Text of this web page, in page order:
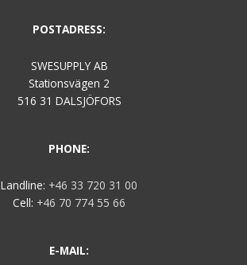
POSTADRESS:
SWESUPPLY AB
Stationsvägen 2
516 31 DALSJÖFORS
PHONE:
Landline: +46 33 720 31 00
Cell: +46 70 774 55 66
E-MAIL: